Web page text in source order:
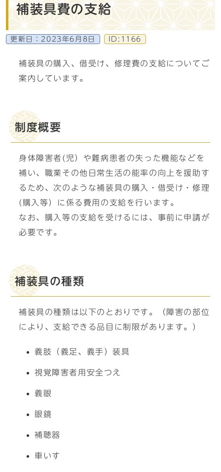
補装具費の支給
更新日： 2023年6月8日 ID:1166
補装具の購入、借受け、修理費の支給についてご
案内しています。
制度概要
身体障害者(児）や難病患者の失った機能などを
補い、職業その他日常生活の能率の向上を援助す
るため、次のような補装具の購入・借受け・修理
(購入等）に係る費用の支給を行います。
なお、購入等の支給を受けるには、事前に申請が
必要です。
補装具の種類
補装具の種類は以下のとおりです。（障害の部位
により、支給できる品目に制限があります。）
義肢（義足、義手）装具
視覚障害者用安全つえ
義眼
眼鏡
補聴器
車いす